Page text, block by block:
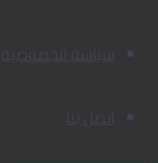
سياسة الخصوصية
اتصل بنا